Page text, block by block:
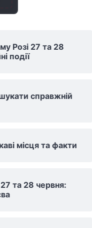
Розі 27 та 28
події
справжній
місця та факти
27 та 28 червня: